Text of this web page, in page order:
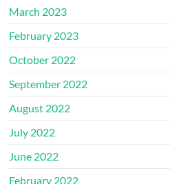
March 2023
February 2023
October 2022
September 2022
August 2022
July 2022
June 2022
February 2022